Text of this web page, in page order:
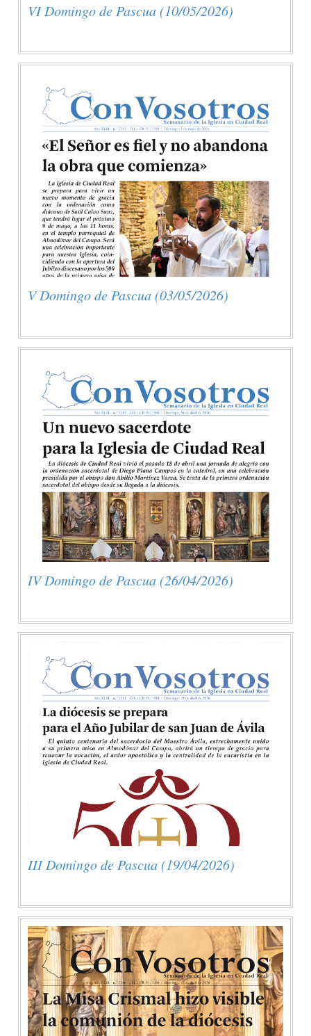
VI Domingo de Pascua (10/05/2026)
V Domingo de Pascua (03/05/2026)
IV Domingo de Pascua (26/04/2026)
III Domingo de Pascua (19/04/2026)